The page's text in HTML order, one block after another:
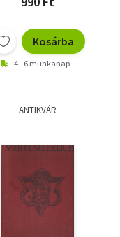
Kosárba
4 - 6 munkanap
ANTIKVÁR